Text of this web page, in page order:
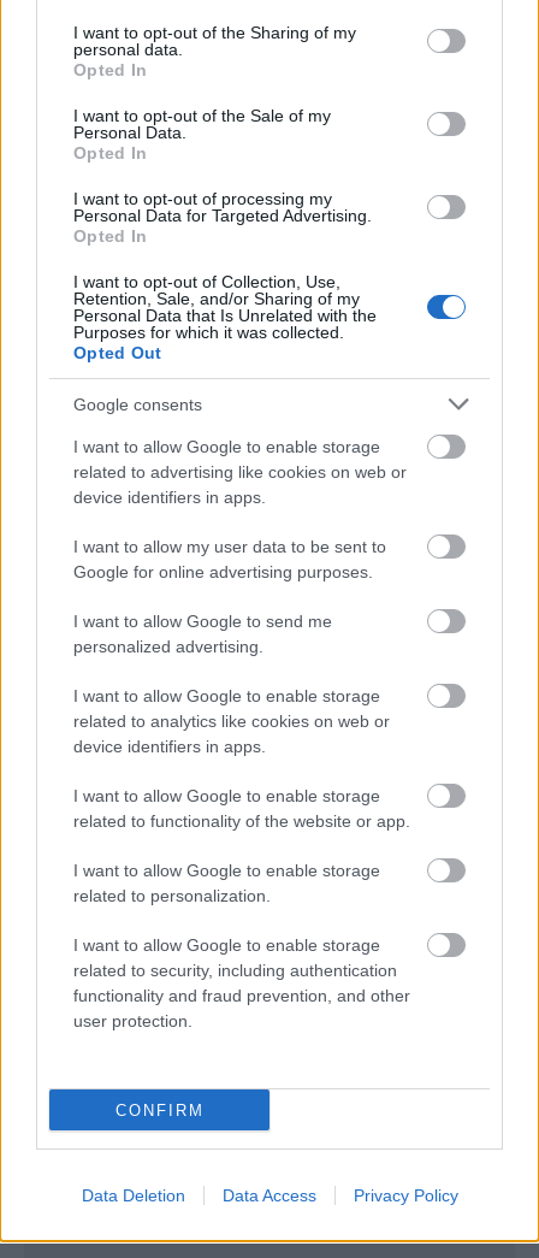
not limited to your visit or usage behaviour. You may click to
grant or deny consent to Google and its third-party tags to
use your data for below specified purposes in below Google
consent section.
I want to opt-out of the Sharing of my
personal data.
Opted In
I want to opt-out of the Sale of my
Personal Data.
Opted In
I want to opt-out of processing my
Personal Data for Targeted Advertising.
Opted In
I want to opt-out of Collection, Use,
Retention, Sale, and/or Sharing of my
Personal Data that Is Unrelated with the
Purposes for which it was collected.
Opted Out
Google consents
I want to allow Google to enable storage
related to advertising like cookies on web or
device identifiers in apps.
I want to allow my user data to be sent to
Google for online advertising purposes.
I want to allow Google to send me
personalized advertising.
I want to allow Google to enable storage
related to analytics like cookies on web or
device identifiers in apps.
I want to allow Google to enable storage
related to functionality of the website or app.
I want to allow Google to enable storage
related to personalization.
I want to allow Google to enable storage
related to security, including authentication
functionality and fraud prevention, and other
user protection.
CONFIRM
Data Deletion Data Access Privacy Policy
Ethem Bey στα Τίρανα
Τα Τίρανα έχουν εξελιχθεί θεαματικά: